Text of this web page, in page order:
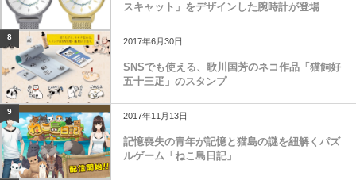
スキャット」をデザインした腕時計が登場
8 2017年6月30日
SNSでも使える、歌川国芳のネコ作品「猫飼好
五十三疋」のスタンプ
9 2017年11月13日
記憶喪失の青年が記憶と猫島の謎を紐解くパズ
ルゲーム「ねこ島日記」